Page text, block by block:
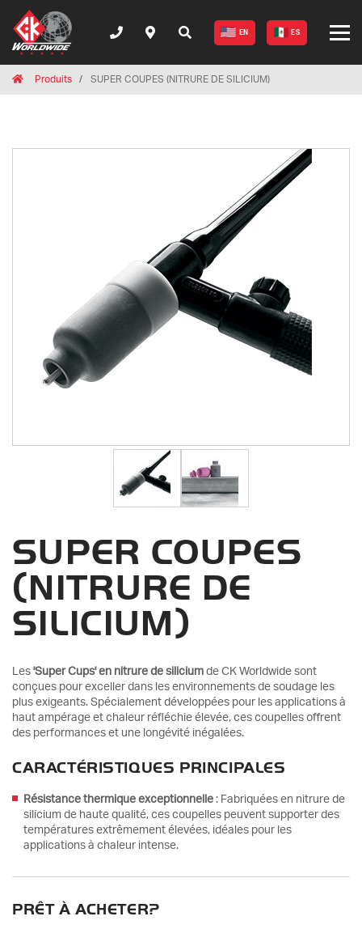
EN ES
HomeProduits SUPER COUPES (NITRURE DE SILICIUM)
SUPER COUPES
(NITRURE DE
SILICIUM)
Les 'Super Cups' en nitrure de silicium de CK Worldwide sont
conçues pour exceller dans les environnements de soudage les
plus exigeants. Spécialement développées pour les applications à
haut ampérage et chaleur réfléchie élevée, ces coupelles offrent
des performances et une longévité inégalées.
CARACTÉRISTIQUES PRINCIPALES
Résistance thermique exceptionnelle : Fabriquées en nitrure de
silicium de haute qualité, ces coupelles peuvent supporter des
températures extrêmement élevées, idéales pour les
applications à chaleur intense.
PRÊT À ACHETER?